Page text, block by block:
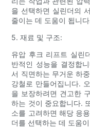
을 선택하면 실린더의
줄이는 데 도움이 됩니
5. 재료 및 구조:
유압 후크 리프트 실린
반적인 성능을 결정합
서 직면하는 무거운 하
강철로 만들어집니다.
을 보장하려면 견고한
하는 것이 중요합니다.
소를 고려하면 해당 응
더를 선택하는 데 도움